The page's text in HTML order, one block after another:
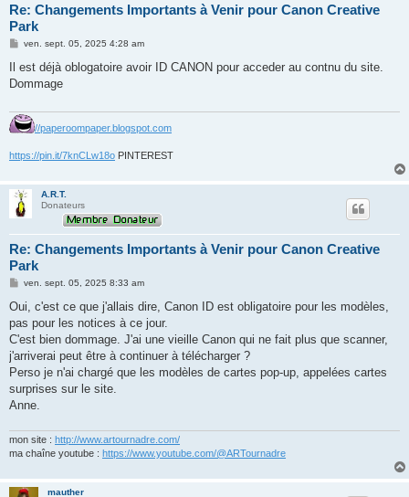
Re: Changements Importants à Venir pour Canon Creative
Park
M
s
a
ven. sept. 05, 2025 4:28 am
Il est déjà oblogatoire avoir ID CANON pour acceder au contnu du site.
Dommage
//paperoompaper.blogspot.com
https://pin.it/7knCLw18o PINTEREST
A.R.T.
Donateurs
Re: Changements Importants à Venir pour Canon Creative
Park
M
s
a
g
ven. sept. 05, 2025 8:33 am
Oui, c'est ce que j'allais dire, Canon ID est obligatoire pour les modèles,
pas pour les notices à ce jour.
C'est bien dommage. J'ai une vieille Canon qui ne fait plus que scanner,
j'arriverai peut être à continuer à télécharger ?
Perso je n'ai chargé que les modèles de cartes pop-up, appelées cartes
surprises sur le site.
Anne.
mon site : http://www.artournadre.com/
ma chaîne youtube : https://www.youtube.com/@ARTournadre
mauther